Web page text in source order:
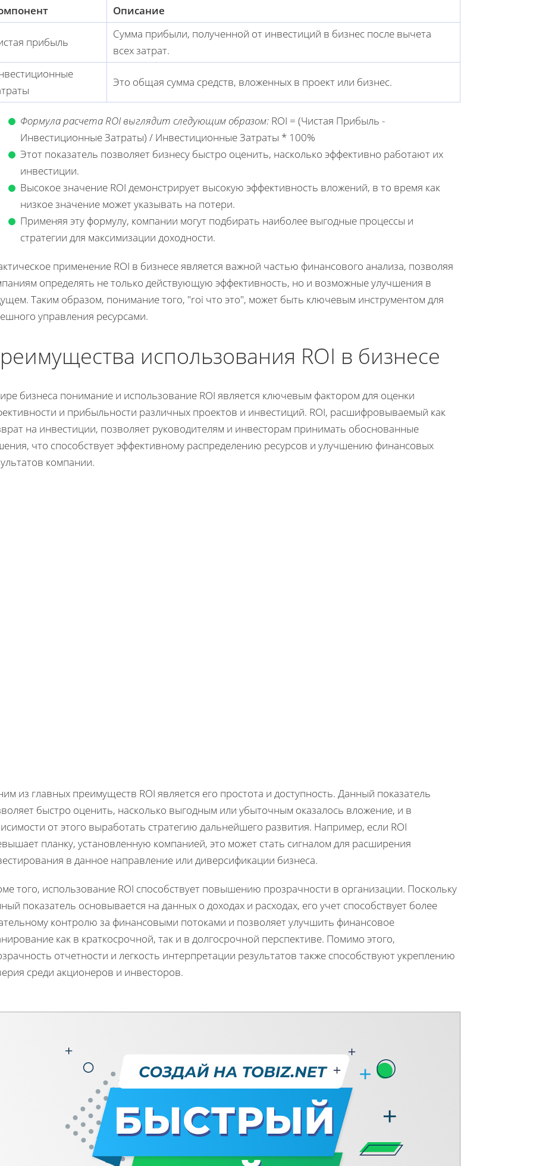
Описание
прибыль
Сумма прибыли, полученной от инвестиций в бизнес после вычета
всех затрат.
Это общая сумма средств, вложенных в проект или бизнес.
Формула расчета ROI выглядит следующим образом: ROI = (Чистая Прибыль -
Инвестиционные Затраты) / Инвестиционные Затраты * 100%
Этот показатель позволяет бизнесу быстро оценить, насколько эффективно работают их
инвестиции.
Высокое значение ROI демонстрирует высокую эффективность вложений, в то время как
низкое значение может указывать на потери.
Применяя эту формулу, компании могут подбирать наиболее выгодные процессы и
стратегии для максимизации доходности.
применение ROI в бизнесе является важной частью финансового анализа, позволяя
определять не только действующую эффективность, но и возможные улучшения в
Таким образом, понимание того, "roi что это", может быть ключевым инструментом для
управления ресурсами.
использования ROI в бизнесе
бизнеса понимание и использование ROI является ключевым фактором для оценки
и прибыльности различных проектов и инвестиций. ROI, расшифровываемый как
на инвестиции, позволяет руководителям и инвесторам принимать обоснованные
что способствует эффективному распределению ресурсов и улучшению финансовых
компании.
из главных преимуществ ROI является его простота и доступность. Данный показатель
быстро оценить, насколько выгодным или убыточным оказалось вложение, и в
от этого выработать стратегию дальнейшего развития. Например, если ROI
планку, установленную компанией, это может стать сигналом для расширения
в данное направление или диверсификации бизнеса.
того, использование ROI способствует повышению прозрачности в организации. Поскольку
показатель основывается на данных о доходах и расходах, его учет способствует более
контролю за финансовыми потоками и позволяет улучшить финансовое
как в краткосрочной, так и в долгосрочной перспективе. Помимо этого,
отчетности и легкость интерпретации результатов также способствуют укреплению
среди акционеров и инвесторов.